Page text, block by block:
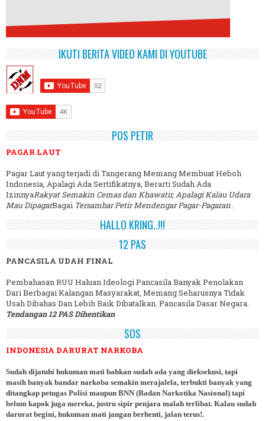
IKUTI BERITA VIDEO KAMI DI YOUTUBE
POS PETIR
PAGAR LAUT
Pagar Laut yang terjadi di Tangerang Memang Membuat Heboh
Indonesia, Apalagi Ada Sertifikatnya, Berarti Sudah Ada
IzinnyaRakyat Semakin Cemas dan Khawatir, Apalagi Kalau Udara
Mau DipagarBagai Tersambar Petir Mendengar Pagar-Pagaran.
HALLO KRING..!!!
12 PAS
PANCASILA UDAH FINAL
Pembahasan RUU Haluan Ideologi Pancasila Banyak Penolakan
Dari Berbagai Kalangan Masyarakat, Memang Seharusnya Tidak
Usah Dibahas Dan Lebih Baik Dibatalkan. Pancasila Dasar Negara.
Tendangan 12 PAS Dihentikan
SOS
INDONESIA DARURAT NARKOBA
Sudah dijatuhi hukuman mati bahkan sudah ada yang dieksekusi, tapi
masih banyak bandar narkoba semakin merajalela, terbukti banyak yang
ditangkap petugas Polisi maupun BNN (Badan Narkotika Nasional) tapi
belum kapok juga mereka, justru sipir penjara malah terlibat. Kalau sudah
darurat begini, hukuman mati jangan berhenti, jalan terus!.